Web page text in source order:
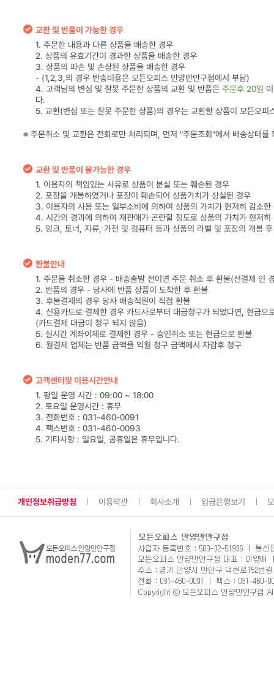
교환 및 반품이 가능한 경우
1. 주문한 내용과 다른 상품을 배송한 경우
2. 상품의 유효기간이 경과한 상품을 배송한 경우
3. 상품의 파손 및 손상된 상품을 배송한 경우
- (1,2,3,의 경우 반송비용은 모든오피스 안양만안구점에서 부담)
4. 고객님의 변심 및 잘못 주문한 상품의 교환 및 반품은 주문후 20일
다.
5. 교환(변심 또는 잘못 주문한 상품)의 경우는 교환할 상품이 모든오피
※ 주문취소 및 교환은 전화로만 처리되며, 먼저 "주문조회"에서 배송상태를
교환 및 반품이 불가능한 경우
1. 이용자의 책임있는 사유로 상품이 분실 또는 훼손된 경우
2. 포장을 개봉하였거나 포장이 훼손되어 상품가치가 상실된 경우
3. 이용자의 사용 또는 일부소비에 의하여 상품의 가치가 현저히 감소한
4. 시간의 경과에 의하여 재판매가 곤란할 정도로 상품의 가치가 현저히
5. 잉크, 토너, 지류, 가전 및 컴퓨터 등과 상품의 라벨 및 포장의 개봉
환불안내
1. 주문을 취소한 경우 - 배송출발 전이면 주문 취소 후 환불(선결제 인
2. 반품의 경우 - 당사에 반품 상품이 도착한 후 환불
3. 후불결제의 경우 당사 배송직원이 직접 환불
4. 신용카드로 결제한 경우 카드사로부터 대금청구가 되었다면, 현금
(카드결제 대금이 청구 되지 않음)
5. 실시간 계좌이체로 결제한 경우 - 승인취소 또는 현금으로 환불
6. 월결제 업체는 반품 금액을 익월 청구 금액에서 차감후 청구
고객센터및 이용시간안내
1. 평일 운영 시간 : 09:00 ~ 18:00
2. 토요일 운영시간 : 휴무
3. 전화번호 : 031-460-0091
4. 팩스번호 : 031-460-0093
5. 기타사항 : 일요일, 공휴일은 휴무입니다.
개인정보취급방침 이용약관 회사소개 입금은행보기